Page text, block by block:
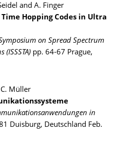
and A. Finger
Hopping Codes in Ultra
on Spread Spectrum
(ISSSTA) pp. 64-67 Prague,
Müller
in
Duisburg, Deutschland Feb.